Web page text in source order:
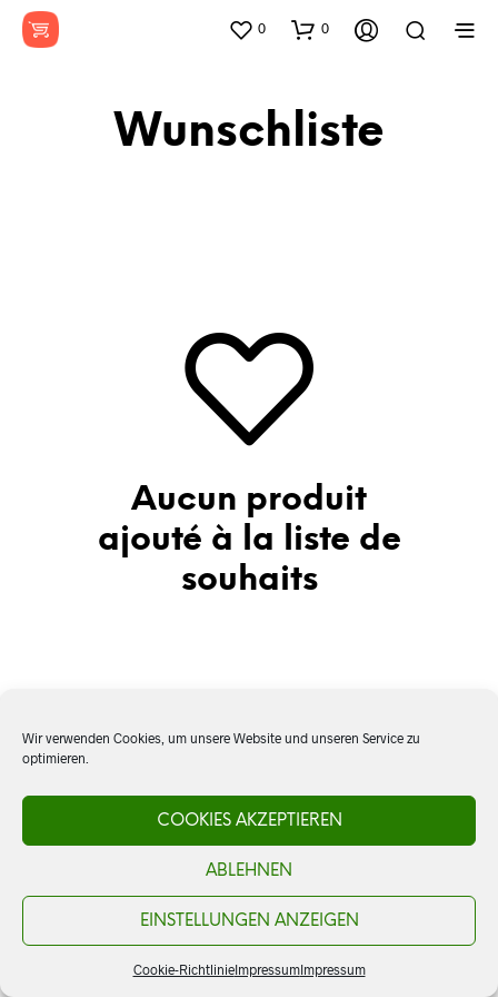
Wir verwenden Cookies, um unsere Website und unseren Service zu
optimieren.
COOKIES AKZEPTIEREN
ABLEHNEN
EINSTELLUNGEN ANZEIGEN
Cookie-RichtlinieImpressumImpressum
0 0
Wunschliste
Aucun produit
ajouté à la liste de
souhaits